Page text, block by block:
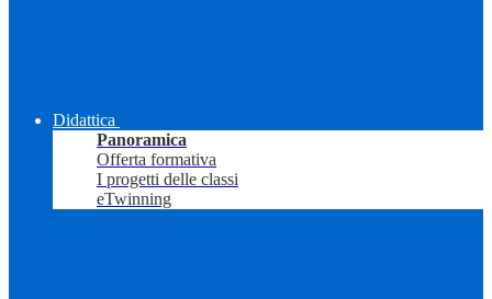
Didattica
Panoramica
Offerta formativa
I progetti delle classi
eTwinning